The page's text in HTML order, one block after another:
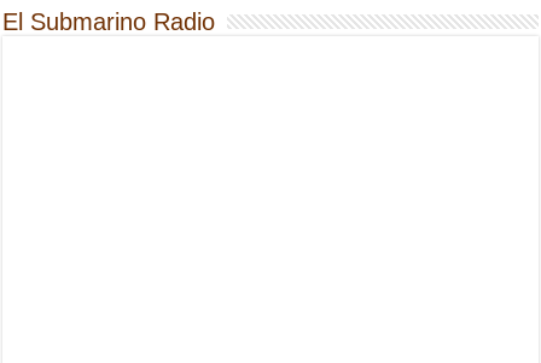
El Submarino Radio